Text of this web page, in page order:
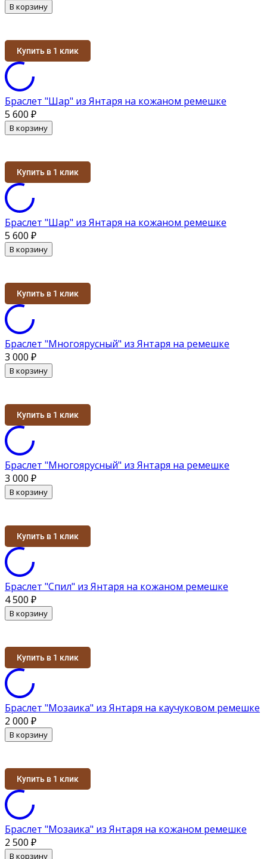
В корзину
Купить в 1 клик
Браслет "Шар" из Янтаря на кожаном ремешке
5 600 ₽
В корзину
Купить в 1 клик
Браслет "Шар" из Янтаря на кожаном ремешке
5 600 ₽
В корзину
Купить в 1 клик
Браслет "Многоярусный" из Янтаря на ремешке
3 000 ₽
В корзину
Купить в 1 клик
Браслет "Многоярусный" из Янтаря на ремешке
3 000 ₽
В корзину
Купить в 1 клик
Браслет "Спил" из Янтаря на кожаном ремешке
4 500 ₽
В корзину
Купить в 1 клик
Браслет "Мозаика" из Янтаря на каучуковом ремешке
2 000 ₽
В корзину
Купить в 1 клик
Браслет "Мозаика" из Янтаря на кожаном ремешке
2 500 ₽
В корзину